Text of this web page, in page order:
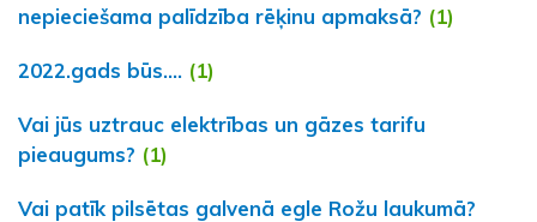
nepieciešama palīdzība rēķinu apmaksā? (1)
2022.gads būs.... (1)
Vai jūs uztrauc elektrības un gāzes tarifu
pieaugums? (1)
Vai patīk pilsētas galvenā egle Rožu laukumā?